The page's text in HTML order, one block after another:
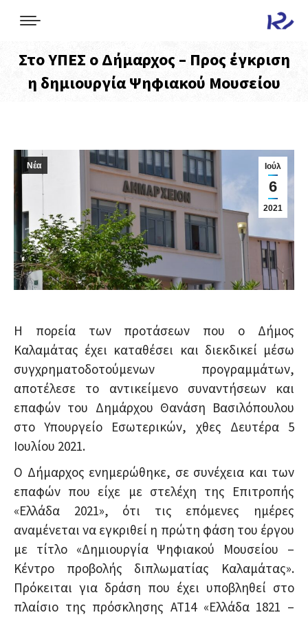
Στο ΥΠΕΣ ο Δήμαρχος – Προς έγκριση
η δημιουργία Ψηφιακού Μουσείου
Ιούλ
6
2021
Νέα
Η πορεία των προτάσεων που ο Δήμος
Καλαμάτας έχει καταθέσει και διεκδικεί μέσω
συγχρηματοδοτούμενων προγραμμάτων,
αποτέλεσε το αντικείμενο συναντήσεων και
επαφών του Δημάρχου Θανάση Βασιλόπουλου
στο Υπουργείο Εσωτερικών, χθες Δευτέρα 5
Ιουλίου 2021.
Ο Δήμαρχος ενημερώθηκε, σε συνέχεια και των
επαφών που είχε με στελέχη της Επιτροπής
«Ελλάδα 2021», ότι τις επόμενες ημέρες
αναμένεται να εγκριθεί η πρώτη φάση του έργου
με τίτλο «Δημιουργία Ψηφιακού Μουσείου –
Κέντρο προβολής διπλωματίας Καλαμάτας».
Πρόκειται για δράση που έχει υποβληθεί στο
πλαίσιο της πρόσκλησης ΑΤ14 «Ελλάδα 1821 –